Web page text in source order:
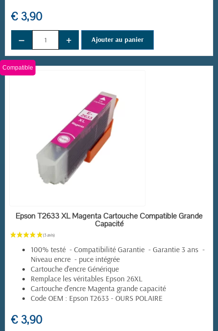
(9 avis)
€ 3,90
− + Ajouter au panier
EN STOCK
Compatible
Epson T2633 XL Magenta Cartouche Compatible Grande
Capacité
100% testé - Compatibilité Garantie - Garantie 3 ans -
Niveau encre - puce intégrée
Cartouche d'encre Générique
Remplace les véritables Epson 26XL
Cartouche d'encre Magenta grande capacité
Code OEM : Epson T2633 - OURS POLAIRE
€ 3,90